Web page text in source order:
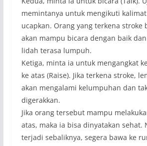
memintanya untuk mengikuti
ucapkan. Orang yang terkena stroke
akan mampu bicara dengan baik
lidah terasa lumpuh.
Ketiga, minta ia untuk mengangkat
ke atas (Raise). Jika terkena stroke,
akan mengalami kelumpuhan dan
digerakkan.
Jika orang tersebut mampu
atas, maka ia bisa dinyatakan sehat.
terjadi sebaliknya, segera bawa ke